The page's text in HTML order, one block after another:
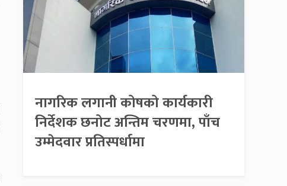
नागरिक लगानी कोषको कार्यकारी
निर्देशक छनोट अन्तिम चरणमा, पाँच
उम्मेदवार प्रतिस्पर्धामा